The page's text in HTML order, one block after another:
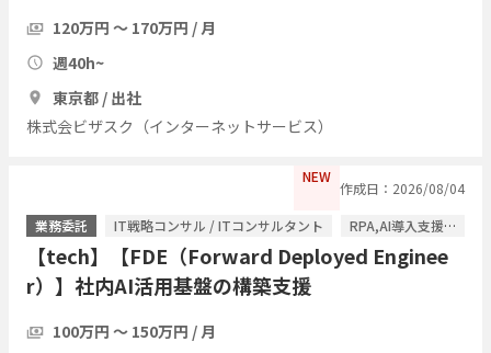
120万円 〜 170万円 / 月
週40h~
東京都 / 出社
株式会ビザスク（インターネットサービス）
NEW
作成日：2026/08/04
業務委託
IT戦略コンサル / ITコンサルタント RPA,AI導入支援コンサル / ITコンサルタント
【tech】【FDE（Forward Deployed Enginee
r）】社内AI活用基盤の構築支援
100万円 〜 150万円 / 月